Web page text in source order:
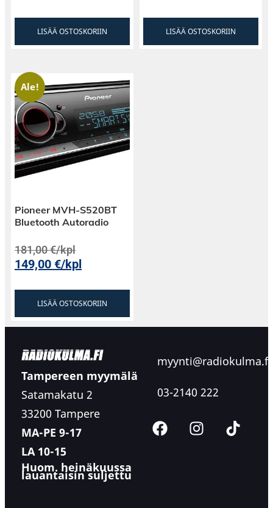
LISÄÄ OSTOSKORIIN LISÄÄ OSTOSKORIIN
Ale!
Pioneer MVH-S520BT
Bluetooth Autoradio
181,00€/kpl
149,00€/kpl
LISÄÄ OSTOSKORIIN
Tampereen myymälä
Satamakatu 2
33200 Tampere
MA-PE 9-17
LA 10-15
Huom. heinäkuussa
lauantaisin suljettu
myynti@radiokulma.fi
03-2140 222